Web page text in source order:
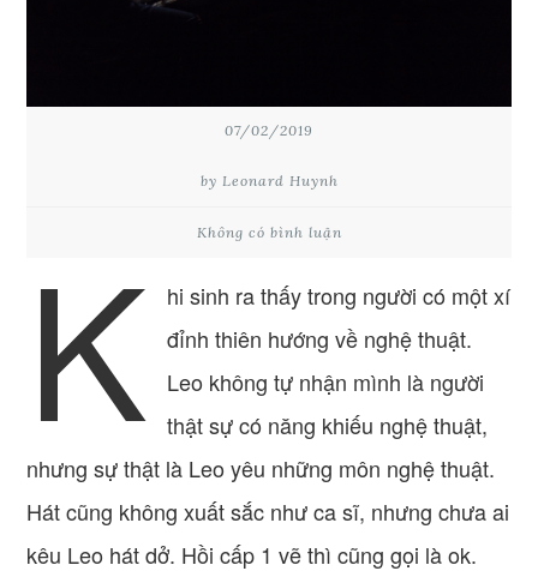
07/02/2019
by Leonard Huynh
Không có bình luận
K
hi sinh ra thấy trong người có một xí
đỉnh thiên hướng về nghệ thuật.
Leo không tự nhận mình là người
thật sự có năng khiếu nghệ thuật,
nhưng sự thật là Leo yêu những môn nghệ thuật.
Hát cũng không xuất sắc như ca sĩ, nhưng chưa ai
kêu Leo hát dở. Hồi cấp 1 vẽ thì cũng gọi là ok.